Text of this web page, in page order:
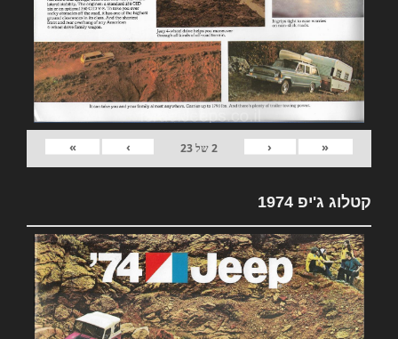
«
‹
2של23
›
»
קטלוג ג'יפ 1974